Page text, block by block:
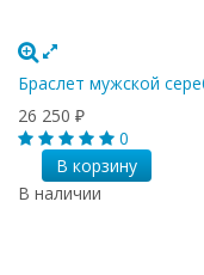
Браслет мужской
26 250 ₽
0
В корзину
В наличии